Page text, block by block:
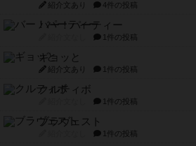
紹介文あり 4件の投稿
バー！パーティー
1件の投稿
ギョッと
紹介文あり 1件の投稿
クルティボ
1件の投稿
ブラヴェスト
1件の投稿